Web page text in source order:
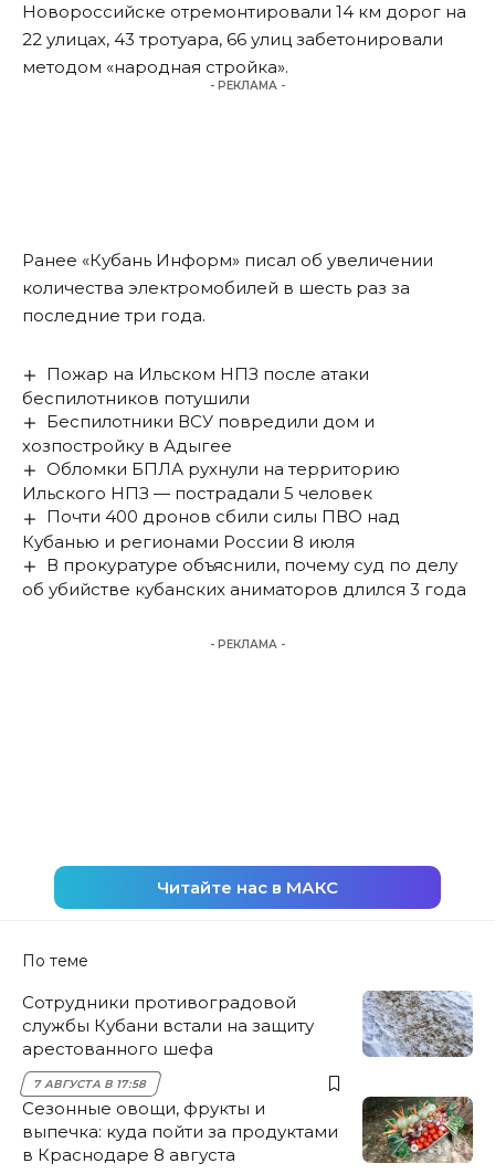
Новороссийске отремонтировали 14 км дорог на
22 улицах, 43 тротуара, 66 улиц забетонировали
методом «народная стройка».
- РЕКЛАМА -
Ранее «Кубань Информ» писал об увеличении
количества электромобилей в шесть раз за
последние три года.
Пожар на Ильском НПЗ после атаки
беспилотников потушили
Беспилотники ВСУ повредили дом и
хозпостройку в Адыгее
Обломки БПЛА рухнули на территорию
Ильского НПЗ — пострадали 5 человек
Почти 400 дронов сбили силы ПВО над
Кубанью и регионами России 8 июля
В прокуратуре объяснили, почему суд по делу
об убийстве кубанских аниматоров длился 3 года
- РЕКЛАМА -
Читайте нас в МАКС
По теме
Сотрудники противоградовой
службы Кубани встали на защиту
арестованного шефа
7 АВГУСТА В 17:58
Сезонные овощи, фрукты и
выпечка: куда пойти за продуктами
в Краснодаре 8 августа